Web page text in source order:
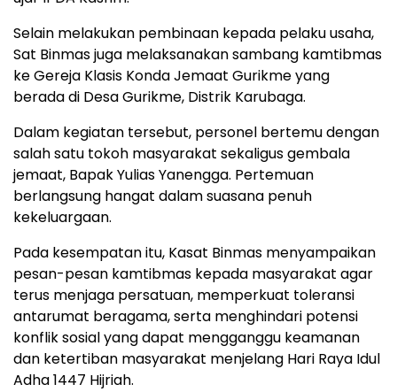
Selain melakukan pembinaan kepada pelaku usaha,
Sat Binmas juga melaksanakan sambang kamtibmas
ke Gereja Klasis Konda Jemaat Gurikme yang
berada di Desa Gurikme, Distrik Karubaga.
Dalam kegiatan tersebut, personel bertemu dengan
salah satu tokoh masyarakat sekaligus gembala
jemaat, Bapak Yulias Yanengga. Pertemuan
berlangsung hangat dalam suasana penuh
kekeluargaan.
Pada kesempatan itu, Kasat Binmas menyampaikan
pesan-pesan kamtibmas kepada masyarakat agar
terus menjaga persatuan, memperkuat toleransi
antarumat beragama, serta menghindari potensi
konflik sosial yang dapat mengganggu keamanan
dan ketertiban masyarakat menjelang Hari Raya Idul
Adha 1447 Hijriah.